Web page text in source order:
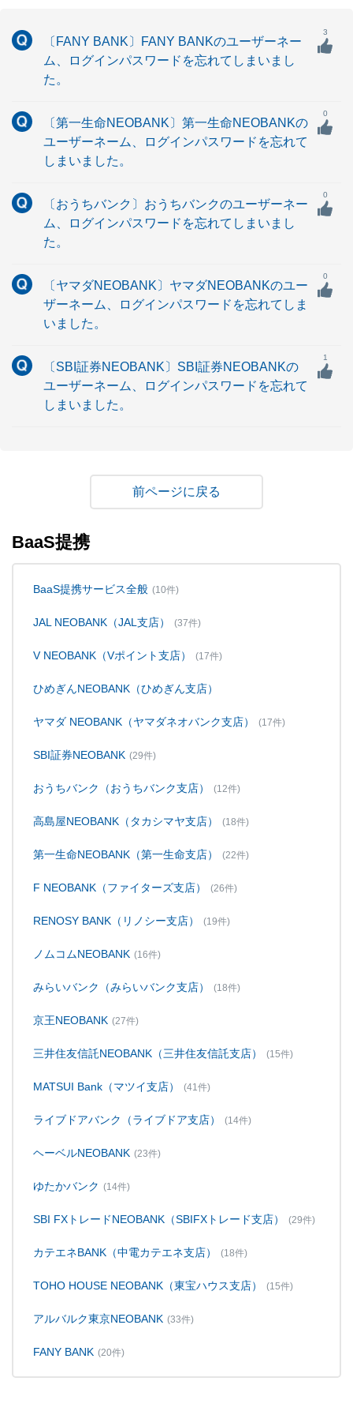
〔FANY BANK〕FANY BANKのユーザーネー
ム、ログインパスワードを忘れてしまいまし
た。
3
〔第一生命NEOBANK〕第一生命NEOBANKの
ユーザーネーム、ログインパスワードを忘れて
しまいました。
0
〔おうちバンク〕おうちバンクのユーザーネー
ム、ログインパスワードを忘れてしまいまし
た。
0
〔ヤマダNEOBANK〕ヤマダNEOBANKのユー
ザーネーム、ログインパスワードを忘れてしま
いました。
0
〔SBI証券NEOBANK〕SBI証券NEOBANKの
ユーザーネーム、ログインパスワードを忘れて
しまいました。
1
戻る
BaaS提携
BaaS提携サービス全般 (10件)
JAL NEOBANK（JAL支店） (37件)
V NEOBANK（Vポイント支店） (17件)
ひめぎんNEOBANK（ひめぎん支店）
ヤマダ NEOBANK（ヤマダネオバンク支店） (17件)
SBI証券NEOBANK (29件)
おうちバンク（おうちバンク支店） (12件)
高島屋NEOBANK（タカシマヤ支店） (18件)
第一生命NEOBANK（第一生命支店） (22件)
F NEOBANK（ファイターズ支店） (26件)
RENOSY BANK（リノシー支店） (19件)
ノムコムNEOBANK (16件)
みらいバンク（みらいバンク支店） (18件)
京王NEOBANK (27件)
三井住友信託NEOBANK（三井住友信託支店） (15件)
MATSUI Bank（マツイ支店） (41件)
ライブドアバンク（ライブドア支店） (14件)
ヘーベルNEOBANK (23件)
ゆたかバンク (14件)
SBI FXトレードNEOBANK（SBIFXトレード支店） (29件)
カテエネBANK（中電カテエネ支店） (18件)
TOHO HOUSE NEOBANK（東宝ハウス支店） (15件)
アルバルク東京NEOBANK (33件)
FANY BANK (20件)